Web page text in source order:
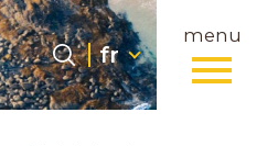
menu
Langue
fr
0 Langue
fr